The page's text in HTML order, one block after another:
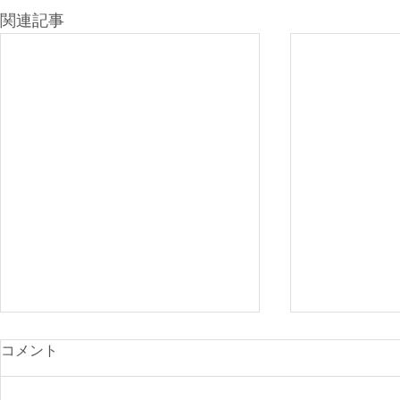
関連記事
コメント